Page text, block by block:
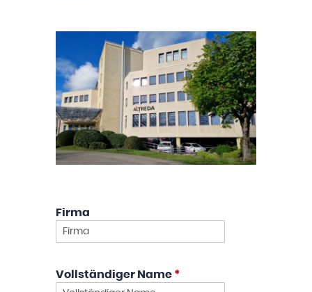
Firma
Vollständiger Name *